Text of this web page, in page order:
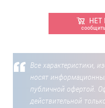
НЕТ
Все характеристики,
носят
публичной офертой.
действительной